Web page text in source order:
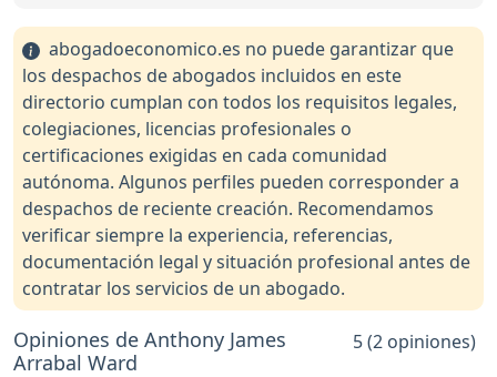
abogadoeconomico.es no puede garantizar que
los despachos de abogados incluidos en este
directorio cumplan con todos los requisitos legales,
colegiaciones, licencias profesionales o
certificaciones exigidas en cada comunidad
autónoma. Algunos perfiles pueden corresponder a
despachos de reciente creación. Recomendamos
verificar siempre la experiencia, referencias,
documentación legal y situación profesional antes de
contratar los servicios de un abogado.
Opiniones de Anthony James
Arrabal Ward
5 (2 opiniones)